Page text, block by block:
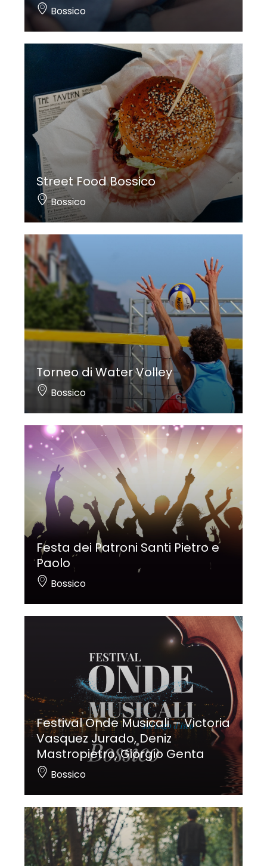
Bossico
Street Food Bossico
Bossico
Torneo di Water Volley
Bossico
Festa dei Patroni Santi Pietro e
Paolo
Bossico
Festival Onde Musicali – Victoria
Vasquez Jurado, Deniz
Mastropietro, Giorgio Genta
Bossico